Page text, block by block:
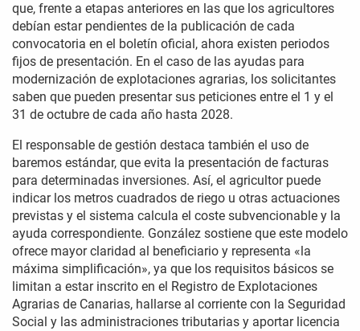
que, frente a etapas anteriores en las que los agricultores
debían estar pendientes de la publicación de cada
convocatoria en el boletín oficial, ahora existen periodos
fijos de presentación. En el caso de las ayudas para
modernización de explotaciones agrarias, los solicitantes
saben que pueden presentar sus peticiones entre el 1 y el
31 de octubre de cada año hasta 2028.
El responsable de gestión destaca también el uso de
baremos estándar, que evita la presentación de facturas
para determinadas inversiones. Así, el agricultor puede
indicar los metros cuadrados de riego u otras actuaciones
previstas y el sistema calcula el coste subvencionable y la
ayuda correspondiente. González sostiene que este modelo
ofrece mayor claridad al beneficiario y representa «la
máxima simplificación», ya que los requisitos básicos se
limitan a estar inscrito en el Registro de Explotaciones
Agrarias de Canarias, hallarse al corriente con la Seguridad
Social y las administraciones tributarias y aportar licencia